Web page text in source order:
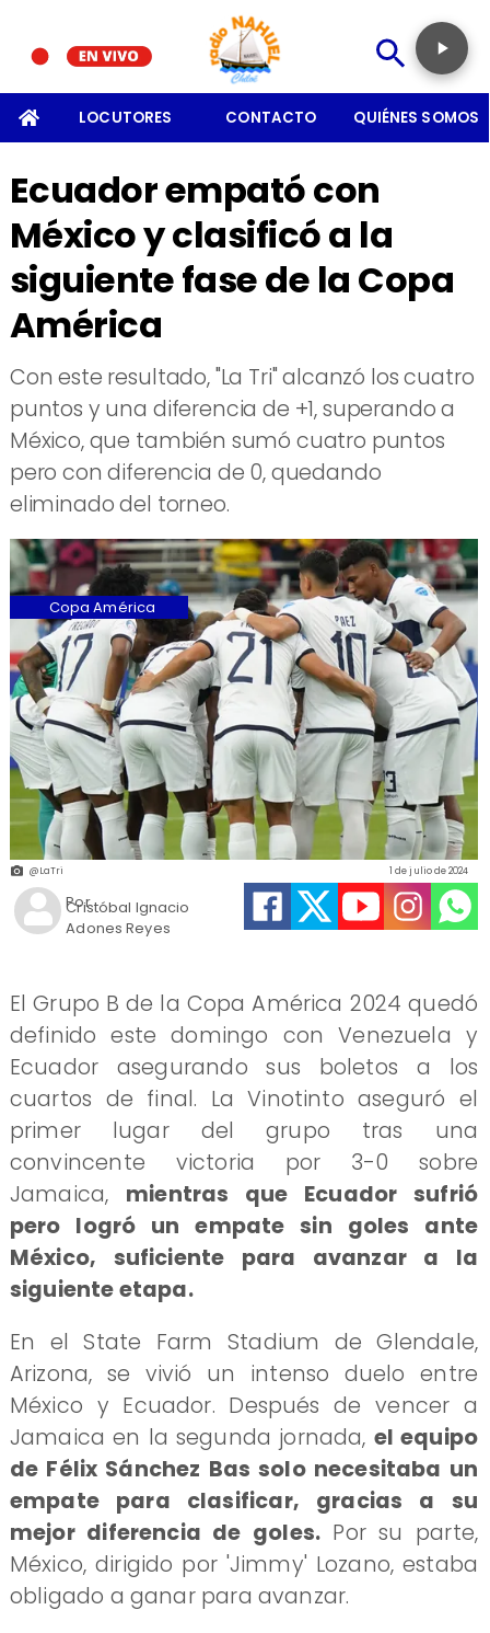
LOCUTORES CONTACTO QUIÉNES SOMOS
Ecuador empató con
México y clasificó a la
siguiente fase de la Copa
América
​Con este resultado, "La Tri" alcanzó los cuatro
puntos y una diferencia de +1, superando a
México, que también sumó cuatro puntos
pero con diferencia de 0, quedando
eliminado del torneo.
@LaTri
Cristóbal Ignacio
Adones Reyes
1 de julio de 2024
Copa América
Por
El Grupo B de la Copa América 2024 quedó
definido este domingo con Venezuela y
Ecuador asegurando sus boletos a los
cuartos de final. La Vinotinto aseguró el
primer lugar del grupo tras una
convincente victoria por 3-0 sobre
Jamaica, mientras que Ecuador sufrió
pero logró un empate sin goles ante
México, suficiente para avanzar a la
siguiente etapa.
En el State Farm Stadium de Glendale,
Arizona, se vivió un intenso duelo entre
México y Ecuador. Después de vencer a
Jamaica en la segunda jornada, el equipo
de Félix Sánchez Bas solo necesitaba un
empate para clasificar, gracias a su
mejor diferencia de goles. Por su parte,
México, dirigido por 'Jimmy' Lozano, estaba
obligado a ganar para avanzar.